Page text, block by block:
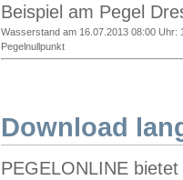
Beispiel am Pegel
Wasserstand am 16.07.2013 08:00 Uhr:
Pegelnullpunkt
Download
PEGELONLINE